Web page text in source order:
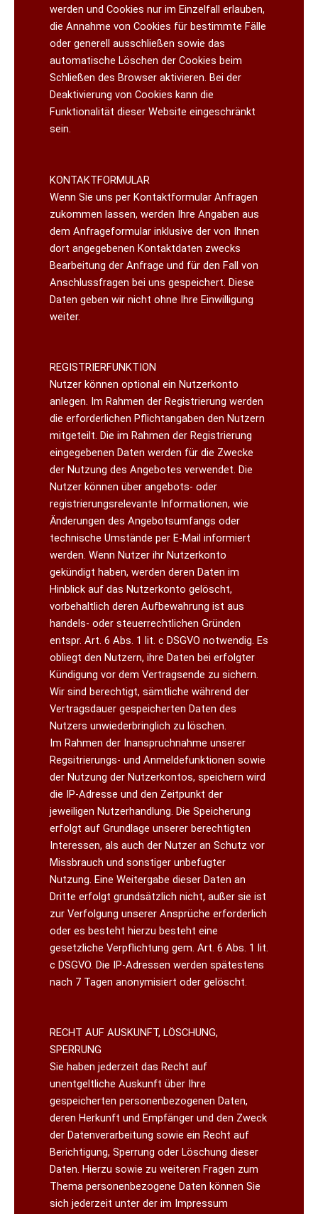
werden und Cookies nur im Einzelfall erlauben,
die Annahme von Cookies für bestimmte Fälle
oder generell ausschließen sowie das
automatische Löschen der Cookies beim
Schließen des Browser aktivieren. Bei der
Deaktivierung von Cookies kann die
Funktionalität dieser Website eingeschränkt
sein.
KONTAKTFORMULAR
Wenn Sie uns per Kontaktformular Anfragen
zukommen lassen, werden Ihre Angaben aus
dem Anfrageformular inklusive der von Ihnen
dort angegebenen Kontaktdaten zwecks
Bearbeitung der Anfrage und für den Fall von
Anschlussfragen bei uns gespeichert. Diese
Daten geben wir nicht ohne Ihre Einwilligung
weiter.
REGISTRIERFUNKTION
Nutzer können optional ein Nutzerkonto
anlegen. Im Rahmen der Registrierung werden
die erforderlichen Pflichtangaben den Nutzern
mitgeteilt. Die im Rahmen der Registrierung
eingegebenen Daten werden für die Zwecke
der Nutzung des Angebotes verwendet. Die
Nutzer können über angebots- oder
registrierungsrelevante Informationen, wie
Änderungen des Angebotsumfangs oder
technische Umstände per E-Mail informiert
werden. Wenn Nutzer ihr Nutzerkonto
gekündigt haben, werden deren Daten im
Hinblick auf das Nutzerkonto gelöscht,
vorbehaltlich deren Aufbewahrung ist aus
handels- oder steuerrechtlichen Gründen
entspr. Art. 6 Abs. 1 lit. c DSGVO notwendig. Es
obliegt den Nutzern, ihre Daten bei erfolgter
Kündigung vor dem Vertragsende zu sichern.
Wir sind berechtigt, sämtliche während der
Vertragsdauer gespeicherten Daten des
Nutzers unwiederbringlich zu löschen.
Im Rahmen der Inanspruchnahme unserer
Regsitrierungs- und Anmeldefunktionen sowie
der Nutzung der Nutzerkontos, speichern wird
die IP-Adresse und den Zeitpunkt der
jeweiligen Nutzerhandlung. Die Speicherung
erfolgt auf Grundlage unserer berechtigten
Interessen, als auch der Nutzer an Schutz vor
Missbrauch und sonstiger unbefugter
Nutzung. Eine Weitergabe dieser Daten an
Dritte erfolgt grundsätzlich nicht, außer sie ist
zur Verfolgung unserer Ansprüche erforderlich
oder es besteht hierzu besteht eine
gesetzliche Verpflichtung gem. Art. 6 Abs. 1 lit.
c DSGVO. Die IP-Adressen werden spätestens
nach 7 Tagen anonymisiert oder gelöscht.
RECHT AUF AUSKUNFT, LÖSCHUNG,
SPERRUNG
Sie haben jederzeit das Recht auf
unentgeltliche Auskunft über Ihre
gespeicherten personenbezogenen Daten,
deren Herkunft und Empfänger und den Zweck
der Datenverarbeitung sowie ein Recht auf
Berichtigung, Sperrung oder Löschung dieser
Daten. Hierzu sowie zu weiteren Fragen zum
Thema personenbezogene Daten können Sie
sich jederzeit unter der im Impressum